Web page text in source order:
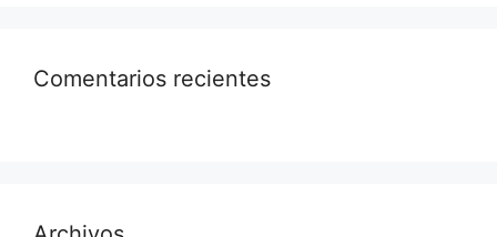
Comentarios recientes